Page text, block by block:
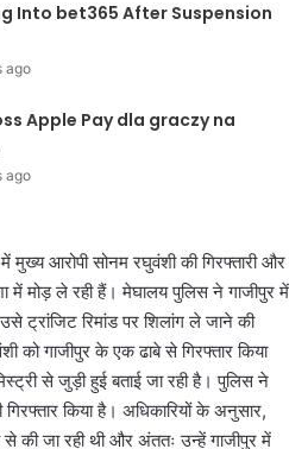
Into bet365 After Suspension
ago
Apple Pay dla graczy na
ago
में मुख्य आरोपी सोनम रघुवंशी की गिरफ्तारी और
में मोड़ ले रही हैं। मेघालय पुलिस ने गाजीपुर में
ट्रांजिट रिमांड पर शिलांग ले जाने की
को गाजीपुर के एक ढाबे से गिरफ्तार किया
से जुड़ी हुई बताई जा रही है। पुलिस ने
किया है। अधिकारियों के अनुसार,
की जा रही थी और अंततः उन्हें गाजीपुर में